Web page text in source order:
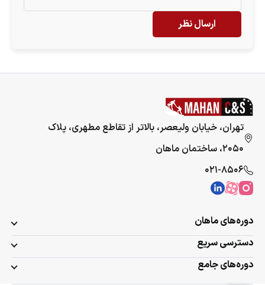
ارسال نظر
تهران، خیابان ولیعصر، بالاتر از تقاطع مطهری، پلاک
۲۰۵۰، ساختمان ماهان
۰۲۱-۸۵۰۶
دوره‌های ماهان
دسترسی سریع
دوره‌های جامع